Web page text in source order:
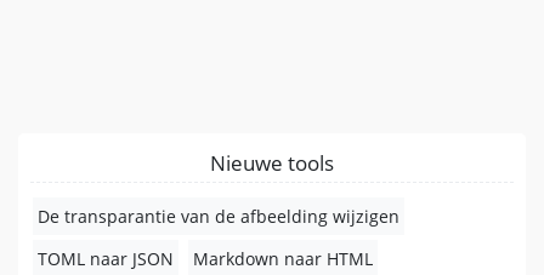
Nieuwe tools
De transparantie van de afbeelding wijzigen
TOML naar JSON
Markdown naar HTML